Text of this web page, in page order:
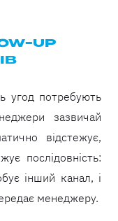
UP
угод потребують
зазвичай
відстежує,
послідовність:
інший канал, і
менеджеру.